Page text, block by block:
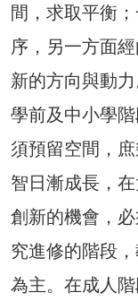
間，求取平衡
序，另一方面
新的方向與動
學前及中小學
須預留空間，
智日漸成長，
創新的機會，
究進修的階段
為主。在成人